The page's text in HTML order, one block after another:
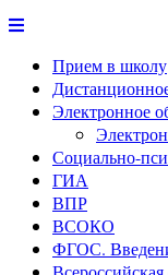
Прием в школу
Электронное
Социально-
ГИА
ВПР
ВСОКО
ФГОС.